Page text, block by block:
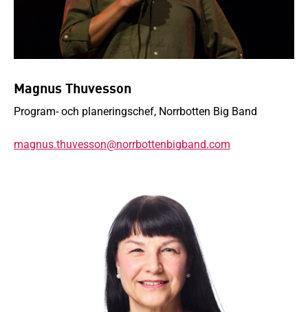
Magnus Thuvesson
Program- och planeringschef, Norrbotten Big Band
magnus.thuvesson@norrbottenbigband.com